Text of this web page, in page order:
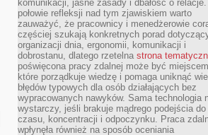
komunikacji, jasne zasady i dbałość o
połowie refleksji nad tym zjawiskiem warto
zauważyć, że pracownicy i menedżerowie
częściej szukają konkretnych porad
organizacji dnia, ergonomii, komunikacji i
dobrostanu, dlatego rzetelna strona
poświęcona pracy zdalnej może być
które porządkuje wiedzę i pomaga uniknąć
błędów typowych dla osób działających bez
wypracowanych nawyków. Sama technologia
wystarczy, jeśli brakuje mądrego podejścia do
czasu, koncentracji i odpoczynku. Praca
wpłynęła również na sposób oceniania